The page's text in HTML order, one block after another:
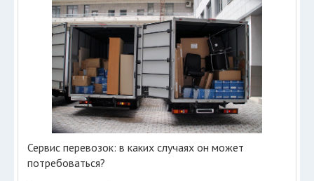
Сервис перевозок: в каких случаях он может
потребоваться?